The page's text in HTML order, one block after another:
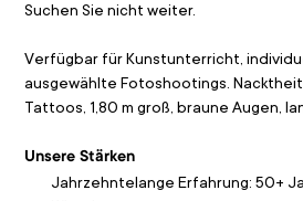
Suchen Sie nicht weiter.
Verfügbar für Kunstunterricht,
ausgewählte Fotoshootings.
Tattoos, 1,80 m groß, braune Augen,
Unsere Stärken
Jahrzehntelange Erfahrung: 50+